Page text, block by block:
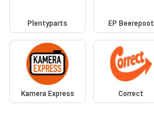
Plentyparts EP Beerepoot
Kamera Express Correct